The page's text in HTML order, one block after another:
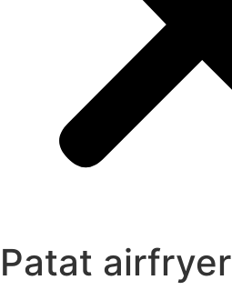
Patat airfryer